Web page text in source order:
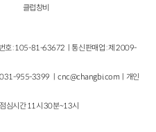
클럽창비
호 : 105-81-63672ㅣ통신판매업 : 제 2009-
: 031-955-3399 ㅣcnc@changbi.com ㅣ개인
심시간 11시 30분~13시